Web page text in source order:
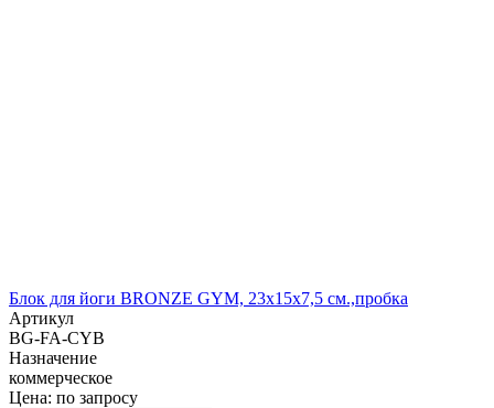
Блок для йоги BRONZE GYM, 23х15х7,5 см.,пробка
Артикул
BG-FA-CYB
Назначение
коммерческое
Цена: по запросу